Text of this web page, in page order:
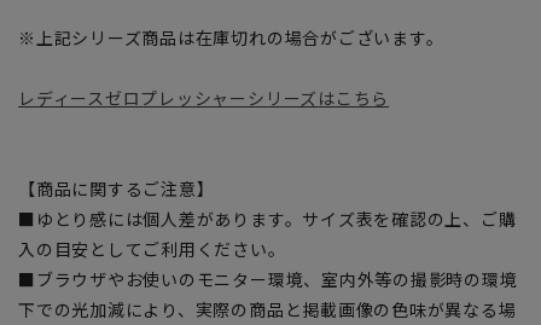
※上記シリーズ商品は在庫切れの場合がございます。
レディースゼロプレッシャーシリーズはこちら
【商品に関するご注意】
■ゆとり感には個人差があります。サイズ表を確認の上、ご購
入の目安としてご利用ください。
■ブラウザやお使いのモニター環境、室内外等の撮影時の環境
下での光加減により、実際の商品と掲載画像の色味が異なる場